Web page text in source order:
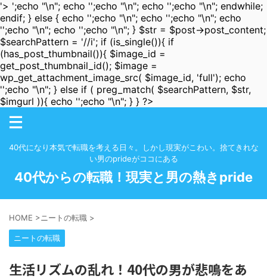
'> ';echo "\n"; echo '';echo "\n"; echo '';echo "\n"; endwhile;
endif; } else { echo '';echo "\n"; echo '';echo "\n"; echo
'';echo "\n"; echo '';echo "\n"; } $str = $post->post_content;
$searchPattern = '//i'; if (is_single()){ if
(has_post_thumbnail()){ $image_id =
get_post_thumbnail_id(); $image =
wp_get_attachment_image_src( $image_id, 'full'); echo
'';echo "\n"; } else if ( preg_match( $searchPattern, $str,
$imgurl )){ echo '';echo "\n"; } } ?>
40代になり本気で転職を考える日々。しかし現実がこわい。捨てきれな
い男のprideがココにある
40代からの転職！現実と男の熱きpride
HOME >ニートの転職 >
ニートの転職
生活リズムの乱れ！40代の男が悲鳴をあ